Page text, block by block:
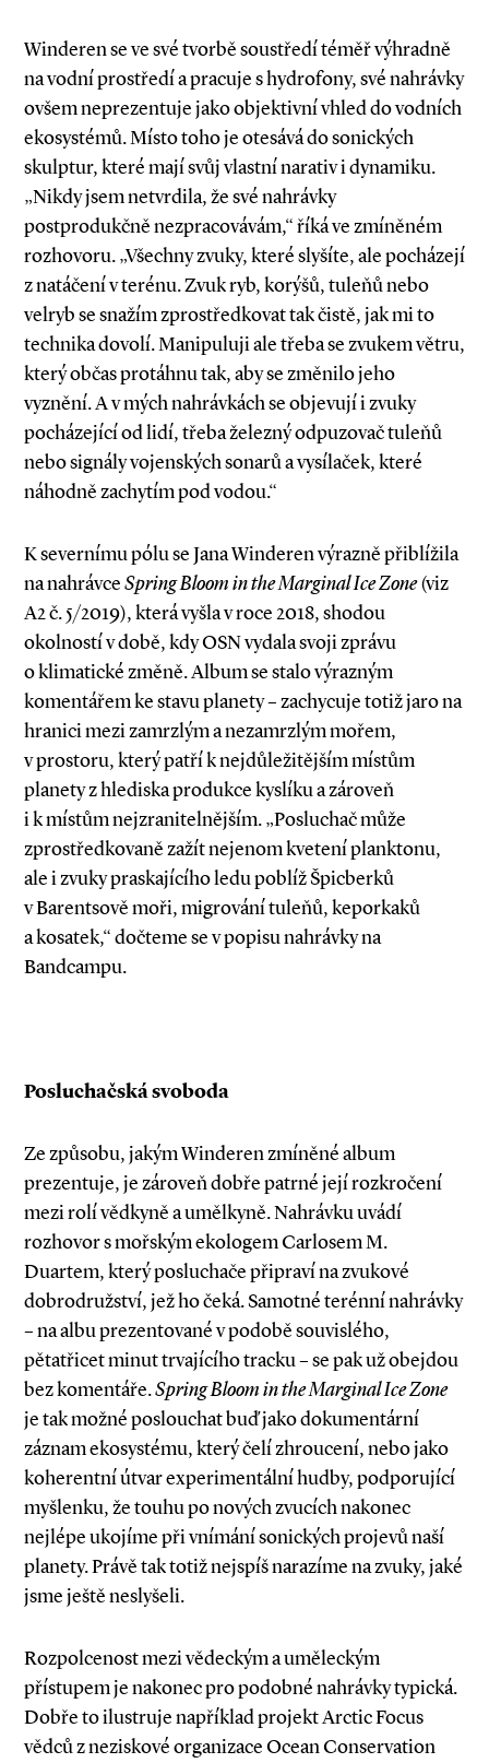
Winderen se ve své tvorbě soustředí téměř výhradně
na vodní prostředí a pracuje s hydrofony, své nahrávky
ovšem neprezentuje jako objektivní vhled do vodních
ekosystémů. Místo toho je otesává do sonických
skulptur, které mají svůj vlastní narativ i dynamiku.
„Nikdy jsem netvrdila, že své nahrávky
postprodukčně nezpracovávám,“ říká ve zmíněném
rozhovoru. „Všechny zvuky, které slyšíte, ale pocházejí
z natáčení v terénu. Zvuk ryb, korýšů, tuleňů nebo
velryb se snažím zprostředkovat tak čistě, jak mi to
technika dovolí. Manipuluji ale třeba se zvukem větru,
který občas protáhnu tak, aby se změnilo jeho
vyznění. A v mých nahrávkách se objevují i zvuky
pocházející od lidí, třeba železný odpuzovač tuleňů
nebo signály vojenských sonarů a vysílaček, které
náhodně zachytím pod vodou.“
K severnímu pólu se Jana Winderen výrazně přiblížila
na nahrávceSpring Bloom in the Marginal Ice Zone(viz
A2 č. 5/2019), která vyšla v roce 2018, shodou
okolností v době, kdy OSN vydala svoji zprávu
o klimatické změně. Album se stalo výrazným
komentářem ke stavu planety – zachycuje totiž jaro na
hranici mezi zamrzlým a nezamrzlým mořem,
v prostoru, který patří k nejdůležitějším místům
planety z hlediska produkce kyslíku a zároveň
i k místům nejzranitelnějším. „Posluchač může
zprostředkovaně zažít nejenom kvetení planktonu,
ale i zvuky praskajícího ledu poblíž Špicberků
v Barentsově moři, migrování tuleňů, keporkaků
a kosatek,“ dočteme se v popisu nahrávky na
Bandcampu.
Posluchačská svoboda
Ze způsobu, jakým Winderen zmíněné album
prezentuje, je zároveň dobře patrné její rozkročení
mezi rolí vědkyně a umělkyně. Nahrávku uvádí
rozhovor s mořským ekologem Carlosem M.
Duartem, který posluchače připraví na zvukové
dobrodružství, jež ho čeká. Samotné terénní nahrávky
– na albu prezentované v podobě souvislého,
pětatřicet minut trvajícího tracku – se pak už obejdou
bez komentáře.Spring Bloom in the Marginal Ice Zone
je tak možné poslouchat buď jako dokumentární
záznam ekosystému, který čelí zhroucení, nebo jako
koherentní útvar experimentální hudby, podporující
myšlenku, že touhu po nových zvucích nakonec
nejlépe ukojíme při vnímání sonických projevů naší
planety. Právě tak totiž nejspíš narazíme na zvuky, jaké
jsme ještě neslyšeli.
Rozpolcenost mezi vědeckým a uměleckým
přístupem je nakonec pro podobné nahrávky typická.
Dobře to ilustruje například projekt Arctic Focus
vědců z neziskové organizace Ocean Conservation